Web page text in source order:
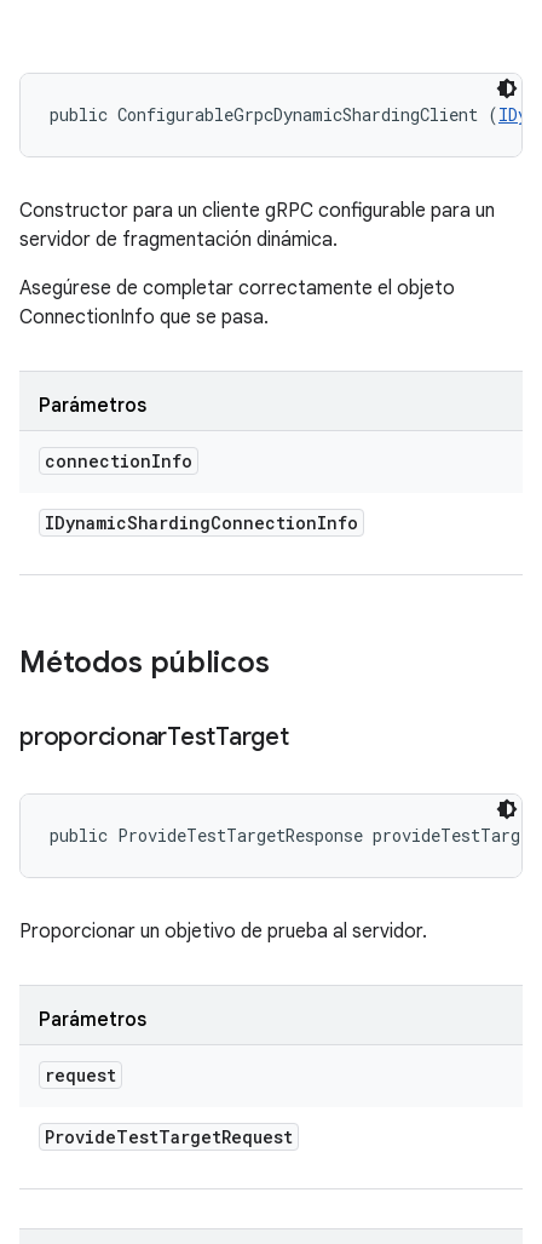
public ConfigurableGrpcDynamicShardingClient (
Constructor para un cliente gRPC configurable para un
servidor de fragmentación dinámica.
Asegúrese de completar correctamente el objeto
ConnectionInfo que se pasa.
Parámetros
connectionInfo
IDynamicShardingConnectionInfo
Métodos públicos
proporcionarTestTarget
public ProvideTestTargetResponse
Proporcionar un objetivo de prueba al servidor.
Parámetros
request
ProvideTestTargetRequest